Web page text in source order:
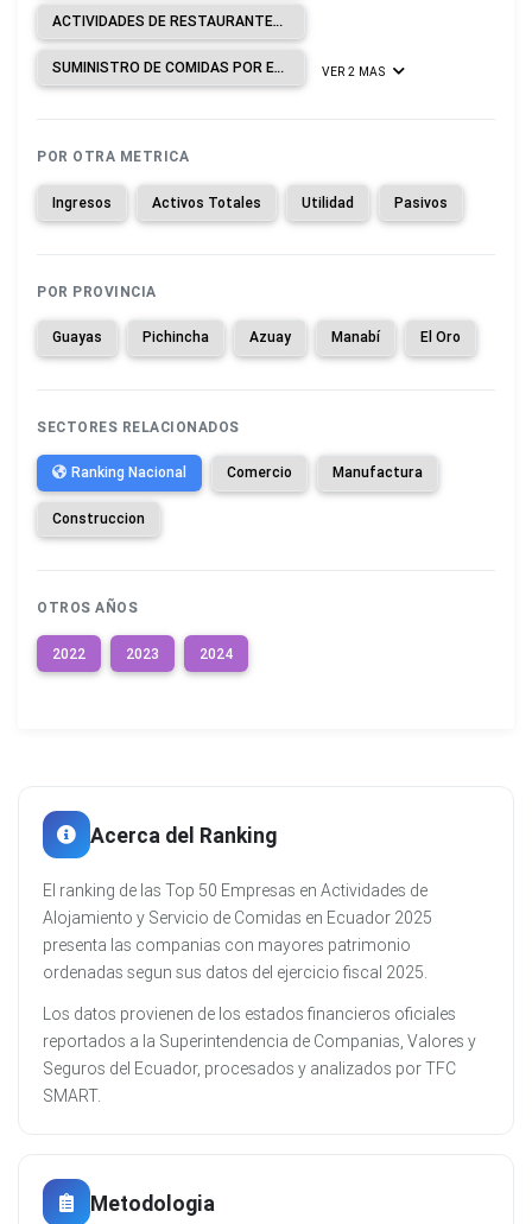
ACTIVIDADES DE RESTAURANTES Y DE SERVICIO MÓVIL DE COMIDAS.
SUMINISTRO DE COMIDAS POR ENCARGO. VER 2 MAS
POR OTRA METRICA
Ingresos Activos Totales Utilidad Pasivos
POR PROVINCIA
Guayas Pichincha Azuay Manabí El Oro
SECTORES RELACIONADOS
Ranking Nacional Comercio Manufactura
Construccion
OTROS AÑOS
2022 2023 2024
Acerca del Ranking
El ranking de las Top 50 Empresas en Actividades de
Alojamiento y Servicio de Comidas en Ecuador 2025
presenta las companias con mayores patrimonio
ordenadas segun sus datos del ejercicio fiscal 2025.
Los datos provienen de los estados financieros oficiales
reportados a la Superintendencia de Companias, Valores y
Seguros del Ecuador, procesados y analizados por TFC
SMART.
Metodologia